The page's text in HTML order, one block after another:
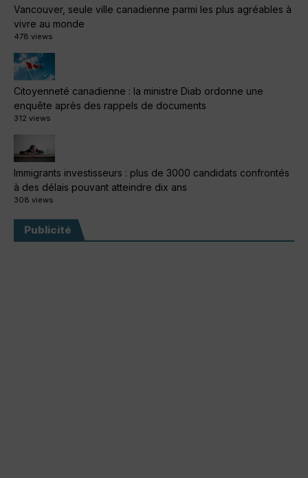
Vancouver, seule ville canadienne parmi les plus agréables à
vivre au monde
478 views
Citoyenneté canadienne : la ministre Diab ordonne une
enquête après des rappels de documents
312 views
Immigrants investisseurs : plus de 3000 candidats confrontés
à des délais pouvant atteindre dix ans
308 views
Publicité